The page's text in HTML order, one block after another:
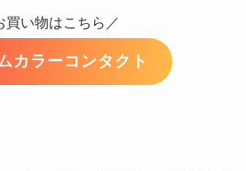
買い物はこちら／
カラーコンタクト